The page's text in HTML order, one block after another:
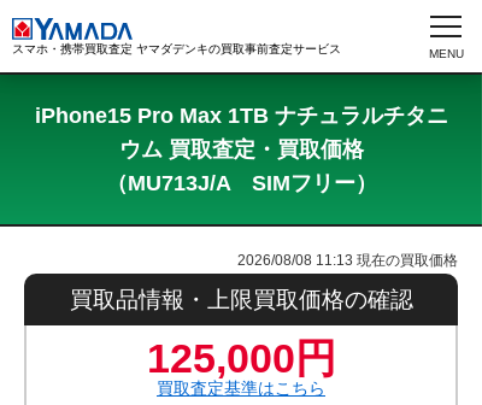
スマホ・携帯買取査定 ヤマダデンキの買取事前査定サービス
iPhone15 Pro Max 1TB ナチュラルチタニ
ウム 買取査定・買取価格
（MU713J/A SIMフリー）
2026/08/08 11:13 現在の買取価格
買取品情報・上限買取価格の確認
125,000円
買取査定基準はこちら